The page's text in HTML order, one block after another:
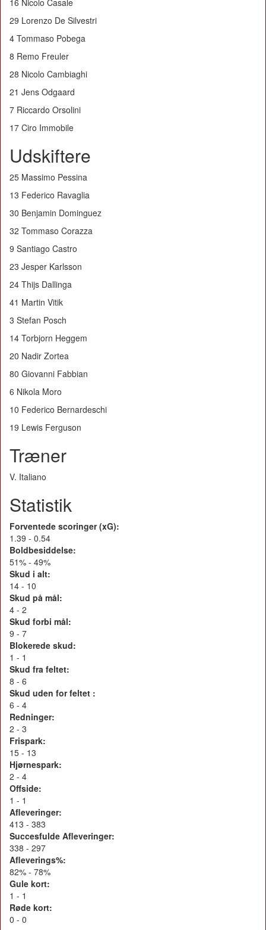
16 Nicolo Casale
29 Lorenzo De Silvestri
4 Tommaso Pobega
8 Remo Freuler
28 Nicolo Cambiaghi
21 Jens Odgaard
7 Riccardo Orsolini
17 Ciro Immobile
Udskiftere
25 Massimo Pessina
13 Federico Ravaglia
30 Benjamin Dominguez
32 Tommaso Corazza
9 Santiago Castro
23 Jesper Karlsson
24 Thijs Dallinga
41 Martin Vitik
3 Stefan Posch
14 Torbjorn Heggem
20 Nadir Zortea
80 Giovanni Fabbian
6 Nikola Moro
10 Federico Bernardeschi
19 Lewis Ferguson
Træner
V. Italiano
Statistik
Forventede scoringer (xG):
1.39 - 0.54
Boldbesiddelse:
51% - 49%
Skud i alt:
14 - 10
Skud på mål:
4 - 2
Skud forbi mål:
9 - 7
Blokerede skud:
1 - 1
Skud fra feltet:
8 - 6
Skud uden for feltet :
6 - 4
Redninger:
2 - 3
Frispark:
15 - 13
Hjørnespark:
2 - 4
Offside:
1 - 1
Afleveringer:
413 - 383
Succesfulde Afleveringer:
338 - 297
Afleverings%:
82% - 78%
Gule kort:
1 - 1
Røde kort:
0 - 0